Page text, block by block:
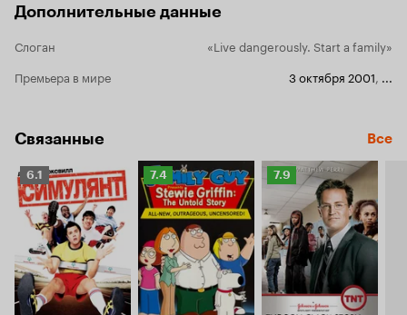
Дополнительные данные
Слоган
«Live dangerously. Start a family»
Премьера в мире
3 октября 2001
Связанные Все
Рейтинг
Кинопоиска
6.1
6.1
Рейтинг
Кинопоиска
7.4
7.4
Рейтинг
Кинопоиска
7.9